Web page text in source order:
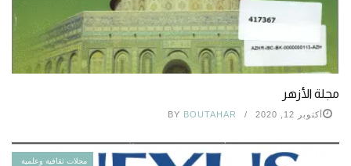
مجلة الأزهر
أكتوبر 12, 2020 BY BOUTAHAR
مجلات ثقافية وعلمية